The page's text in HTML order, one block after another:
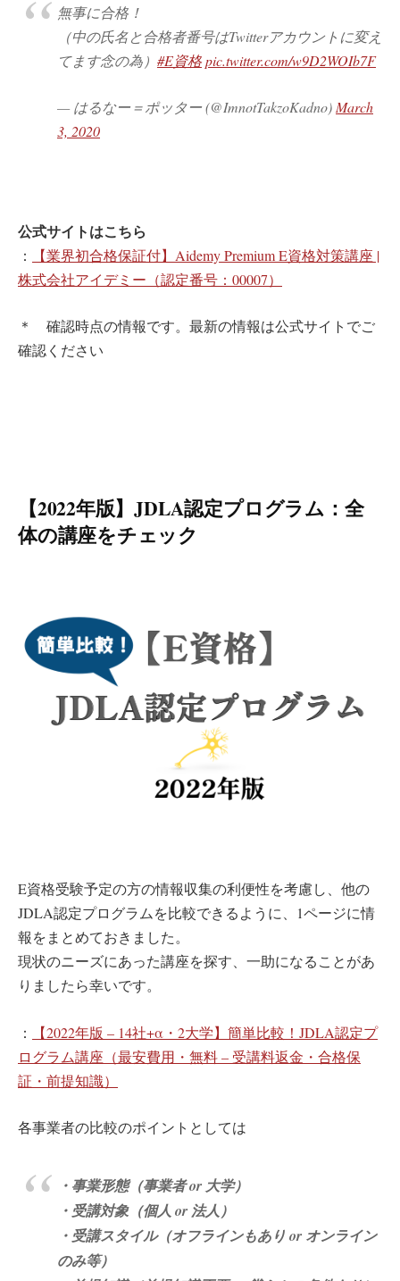
無事に合格！
（中の氏名と合格者番号はTwitterアカウントに変え
てます念の為） #E資格pic.twitter.com/w9D2WOIb7F
— はるなー＝ポッター (@ImnotTakzoKadno)March
3, 2020
公式サイトはこちら
：
【業界初合格保証付】Aidemy Premium E資格対策講座 |
株式会社アイデミー（認定番号：00007）
＊ 確認時点の情報です。最新の情報は公式サイトでご
確認ください
【2022年版】JDLA認定プログラム：全
体の講座をチェック
E資格受験予定の方の情報収集の利便性を考慮し、他の
JDLA認定プログラムを比較できるように、1ページに情
報をまとめておきました。
現状のニーズにあった講座を探す、一助になることがあ
りましたら幸いです。
：
【2022年版 – 14社+α・2大学】簡単比較！JDLA認定プ
ログラム講座（最安費用・無料 – 受講料返金・合格保
証・前提知識）
各事業者の比較のポイントとしては
・事業形態（事業者 or 大学）
・受講対象（個人 or 法人）
・受講スタイル（オフラインもあり or オンライン
のみ等）